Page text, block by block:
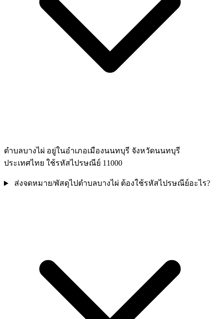
ตำบลบางไผ่ อยู่ในอำเภอเมืองนนทบุรี จังหวัดนนทบุรี
ประเทศไทย ใช้รหัสไปรษณีย์ 11000
ส่งจดหมาย/พัสดุไปตำบลบางไผ่ ต้องใช้รหัสไปรษณีย์อะไร?